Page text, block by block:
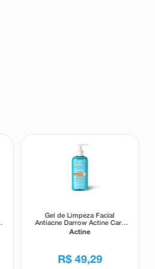
Gel de Limpeza Facial
Antiacne Darrow Actine Care
Alta Tolerância 140g
Actine
R$ 49,29